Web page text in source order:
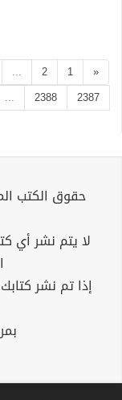
«
1
2
...
2387
2388
...
حقوق الكتب
لا يتم نشر أي
إذا تم نشر